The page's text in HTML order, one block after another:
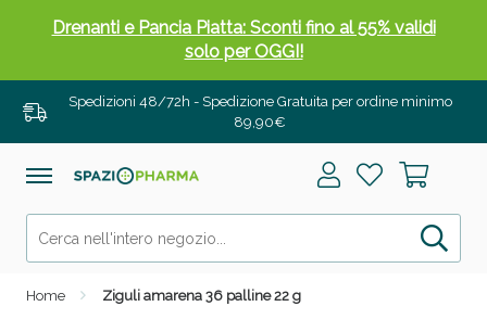
Spedizioni 48/72h - Spedizione Gratuita per ordine minimo
89,90€
Home Ziguli amarena 36 palline 22 g
Salini e Multivitaminici: oggi Sconto extra fino al
50%!